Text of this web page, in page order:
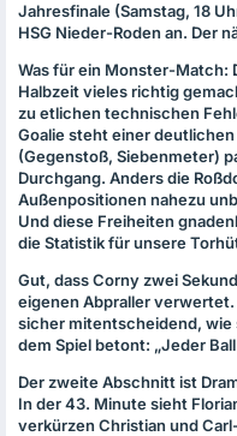
Jahresfinale (Samstag, 18
HSG Nieder-Roden an. Der
Was für ein Monster-Match:
Halbzeit vieles richtig
zu etlichen technischen
Goalie steht einer
(Gegenstoß, Siebenmeter)
Durchgang. Anders die
Außenpositionen nahezu
Und diese Freiheiten
die Statistik für unsere
Gut, dass Corny zwei
eigenen Abpraller verwertet.
sicher mitentscheidend, wie
dem Spiel betont: „Jeder
Der zweite Abschnitt ist
In der 43. Minute sieht
verkürzen Christian und